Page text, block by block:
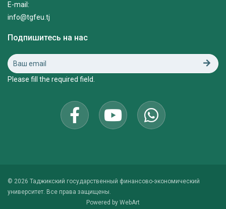
E-mail:
info@tgfeu.tj
Подпишитесь на нас
Please fill the required field.
© 2026 Таджикский государственный финансово-экономический
университет. Все права защищены.
Powered by WebArt